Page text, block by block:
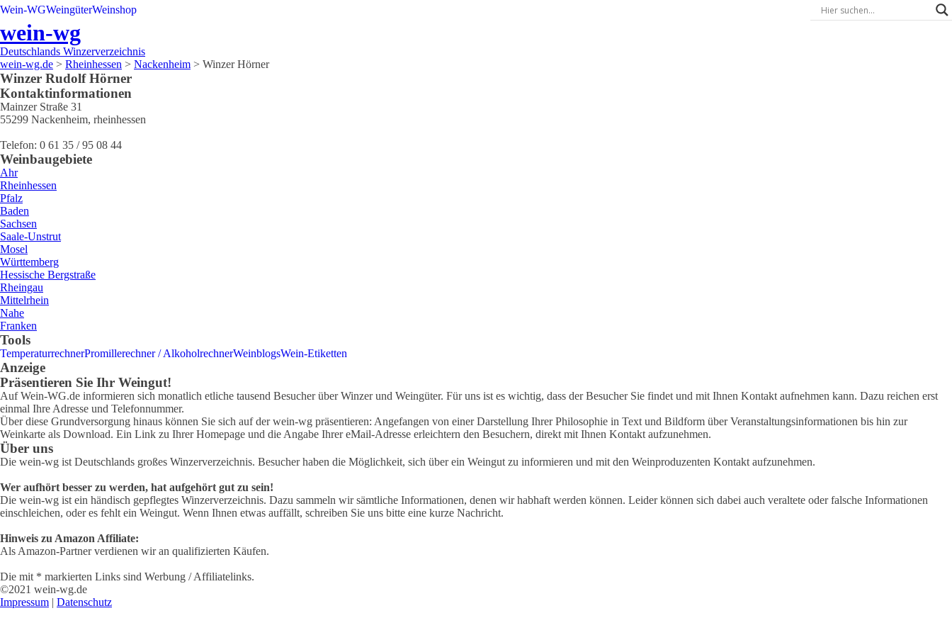
Wein-WGWeingüterWeinshop
wein-wg
Deutschlands Winzerverzeichnis
wein-wg.de > Rheinhessen > Nackenheim > Winzer Hörner
Winzer Rudolf Hörner
Kontaktinformationen
Mainzer Straße 31
55299 Nackenheim, rheinhessen
Telefon: 0 61 35 / 95 08 44
Weinbaugebiete
Ahr
Rheinhessen
Pfalz
Baden
Sachsen
Saale-Unstrut
Mosel
Württemberg
Hessische Bergstraße
Rheingau
Mittelrhein
Nahe
Franken
Tools
TemperaturrechnerPromillerechner / AlkoholrechnerWeinblogsWein-Etiketten
Anzeige
Präsentieren Sie Ihr Weingut!
Auf Wein-WG.de informieren sich monatlich etliche tausend Besucher über Winzer und Weingüter. Für uns ist es wichtig, dass der Besucher Sie findet und mit Ihnen Kontakt aufnehmen kann. Dazu reichen erst
einmal Ihre Adresse und Telefonnummer.
Über diese Grundversorgung hinaus können Sie sich auf der wein-wg präsentieren: Angefangen von einer Darstellung Ihrer Philosophie in Text und Bildform über Veranstaltungsinformationen bis hin zur
Weinkarte als Download. Ein Link zu Ihrer Homepage und die Angabe Ihrer eMail-Adresse erleichtern den Besuchern, direkt mit Ihnen Kontakt aufzunehmen.
Über uns
Die wein-wg ist Deutschlands großes Winzerverzeichnis. Besucher haben die Möglichkeit, sich über ein Weingut zu informieren und mit den Weinproduzenten Kontakt aufzunehmen.
Wer aufhört besser zu werden, hat aufgehört gut zu sein!
Die wein-wg ist ein händisch gepflegtes Winzerverzeichnis. Dazu sammeln wir sämtliche Informationen, denen wir habhaft werden können. Leider können sich dabei auch veraltete oder falsche Informationen
einschleichen, oder es fehlt ein Weingut. Wenn Ihnen etwas auffällt, schreiben Sie uns bitte eine kurze Nachricht.
Hinweis zu Amazon Affiliate:
Als Amazon-Partner verdienen wir an qualifizierten Käufen.
Die mit * markierten Links sind Werbung / Affiliatelinks.
©2021 wein-wg.de
Impressum | Datenschutz